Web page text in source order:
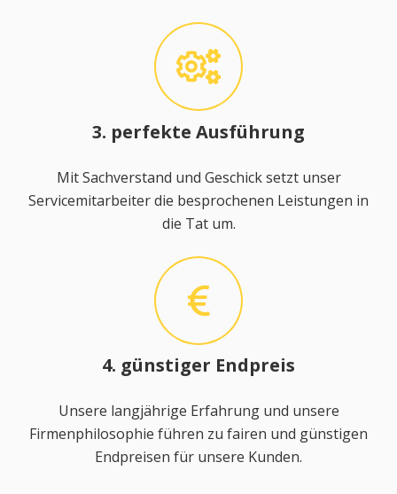
3. perfekte Ausführung
Mit Sachverstand und Geschick setzt unser
Servicemitarbeiter die besprochenen Leistungen in
die Tat um.
4. günstiger Endpreis
Unsere langjährige Erfahrung und unsere
Firmenphilosophie führen zu fairen und günstigen
Endpreisen für unsere Kunden.